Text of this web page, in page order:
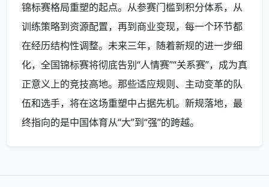
锦标赛格局重塑的起点。从参赛门槛到积分体系，从
训练策略到资源配置，再到商业变现，每一个环节都
在经历结构性调整。未来三年，随着新规的进一步细
化，全国锦标赛将彻底告别“人情赛”“关系赛”，成为真
正意义上的竞技高地。那些适应规则、主动变革的队
伍和选手，将在这场重塑中占据先机。新规落地，最
终指向的是中国体育从“大”到“强”的跨越。